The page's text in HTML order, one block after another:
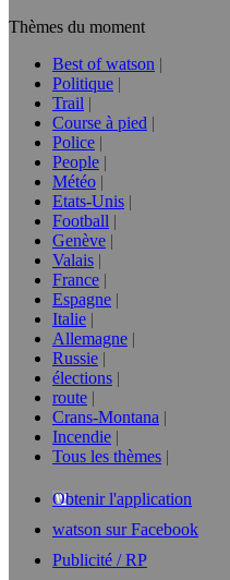
Thèmes du moment
Best of watson
Politique
Trail
Course à pied
Police
People
Météo
Etats-Unis
Football
Genève
Valais
France
Espagne
Italie
Allemagne
Russie
élections
route
Crans-Montana
Incendie
Tous les thèmes
Obtenir l'application
watson sur Facebook
Publicité / RP